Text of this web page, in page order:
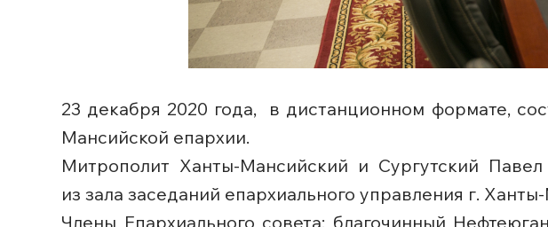
23 декабря 2020 года, в дистанционном формате,
Мансийской епархии.
Митрополит Ханты-Мансийский и Сургутский
из зала заседаний епархиального управления г.
Члены Епархиального совета: благочинный